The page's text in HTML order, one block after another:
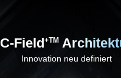
C-Field+TM
Innovation neu definiert